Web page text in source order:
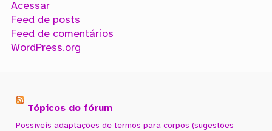
Acessar
Feed de posts
Feed de comentários
WordPress.org
Tópicos do fórum
Possíveis adaptações de termos para corpos (sugestões